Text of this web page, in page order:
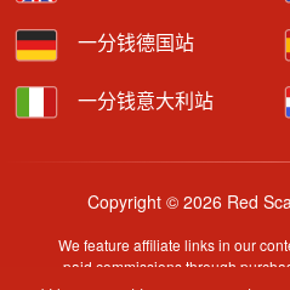
一分钱德国站
一分钱意大利站
Copyright © 2026 Red
We feature affiliate links in our
paid commissions through